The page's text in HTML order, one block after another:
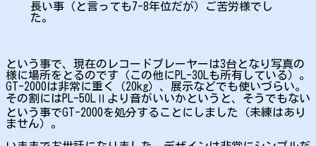
長い事（と言っても7-8年位だが）ご苦労様でし
た。
という事で、現在のレコードプレーヤーは3台となり写真の
様に場所をとるのです（この他にPL-30Lも所有している）。
GT-2000は非常に重く（20kg）、展示などでも使いづらい。
その割にはPL-50LⅡより音がいいかというと、そうでもない
という事でGT-2000を処分することにしました（未練はあり
ません）。